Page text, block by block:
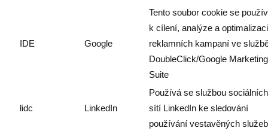
IDE Google
Tento soubor cookie se
k cílení, analýze a optimalizaci
reklamních kampaní ve
DoubleClick/Google Marketing
Suite
lidc LinkedIn
Používá se službou sociálních
sítí LinkedIn ke sledování
používání vestavěných